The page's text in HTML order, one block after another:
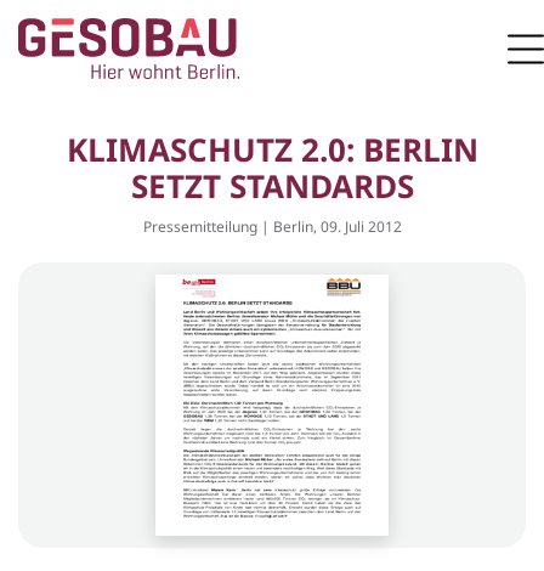
ZUM HAUPTINHALT SPRINGEN
Zur Startseite
KLIMASCHUTZ 2.0: BERLIN
SETZT STANDARDS
Pressemitteilung | Berlin, 09. Juli 2012